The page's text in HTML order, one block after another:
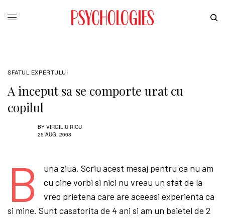
SFATUL EXPERTULUI
A inceput sa se comporte urat cu
copilul
BY VIRGILIU RICU
25 AUG. 2008
B
una ziua. Scriu acest mesaj pentru ca nu am
cu cine vorbi si nici nu vreau un sfat de la
vreo prietena care are aceeasi experienta ca
si mine. Sunt casatorita de 4 ani si am un baietel de 2